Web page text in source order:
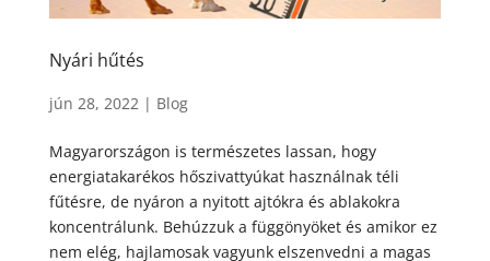
Nyári hűtés
jún 28, 2022| Blog
Magyarországon is természetes lassan, hogy
energiatakarékos hőszivattyúkat használnak téli
fűtésre, de nyáron a nyitott ajtókra és ablakokra
koncentrálunk. Behúzzuk a függönyöket és amikor ez
nem elég, hajlamosak vagyunk elszenvedni a magas